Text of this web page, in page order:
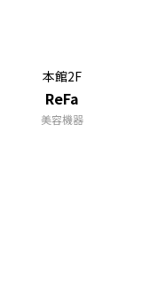
本館2F
ReFa
美容機器